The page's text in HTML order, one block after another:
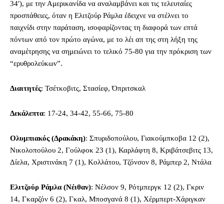
34′), με την Αμερικανίδα να αναλαμβάνει και τις τελευταίες
προσπάθειες, όταν η Ελιτζούρ Ράμλα έδειχνε να στέλνει το
παιχνίδι στην παράταση, ισοφαρίζοντας τη διαφορά των επτά
πόντων από τον πρώτο αγώνα, με το λέι απ της στη λήξη της
αναμέτρησης να σημειώνει το τελικό 75-80 για την πρόκριση των
“ερυθρολεύκων”.
Διαιτητές: Τσέτκοβιτς, Στασίεφ, Όπριτσκαλ
Δεκάλεπτα: 17-24, 34-42, 55-66, 75-80
Ολυμπιακός (Δρακάκη): Σπυριδοπούλου, Γιακούμπκοβα 12 (2),
Νικολοπούλου 2, Γούλφοκ 23 (1), Καρλάφτη 8, Κριβάτσεβιτς 13,
Δίελα, Χριστινάκη 7 (1), Κολλάτου, Τζόνσον 8, Ράμπερ 2, Ντάλα
Ελιτζούρ Ράμλα (Νέιθαν): Νέλσον 9, Ρότμπεργκ 12 (2), Γκριν
14, Γκαρζόν 6 (2), Γκαλ, Μποσγανά 8 (1), Χέρμπερτ-Χάριγκαν